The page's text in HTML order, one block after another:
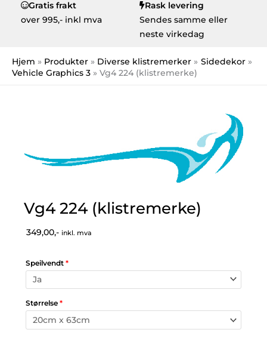
Gratis frakt
over 995,- inkl mva
Rask levering
Sendes samme eller
neste virkedag
Hjem Produkter Diverse klistremerker
Sidedekor
Vehicle Graphics 3
Vg4 224 (klistremerke)
Vg4 224 (klistremerke)
349,00,- inkl. mva
Speilvendt *
Størrelse *